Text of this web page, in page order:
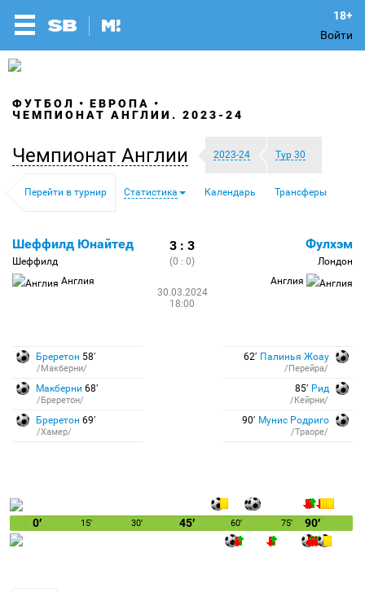
Войти
ФУТБОЛ
ЕВРОПА
ЧЕМПИОНАТ АНГЛИИ. 2023-24
Чемпионат Англии 2023-24 Тур 30
Перейти в турнир Статистика Календарь Трансферы
Шеффилд Юнайтед
Шеффилд
Англия
3 : 3
(0 : 0)
30.03.2024
18:00
Фулхэм
Лондон
Англия
Бреретон 58′
/Макберни/
Макберни 68′
/Бреретон/
Бреретон 69′
/Хамер/
62′ Палинья Жоау
/Перейра/
85′ Рид
/Кейрни/
90′ Мунис Родриго
/Траоре/
0′ 15′ 30′ 45′ 60′ 75′ 90′